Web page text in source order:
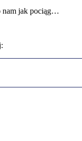
nam jak pociąg…